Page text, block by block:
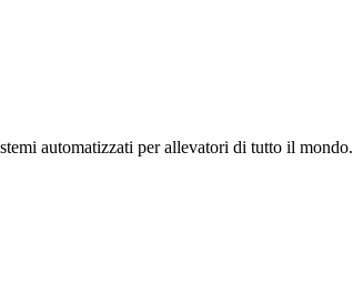
automatizzati per allevatori di tutto il mondo.